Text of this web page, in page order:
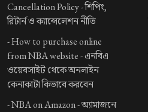
Cancellation Policy -শিপিং,
রিটার্ন ও ক্যান্সেলেশন নীতি
-How to purchase online
from NBA website -এনবিএ
ওয়েবসাইট থেকে অনলাইন
কেনাকাটা কিভাবে করবেন
-NBA on Amazon -অ্যামাজনে